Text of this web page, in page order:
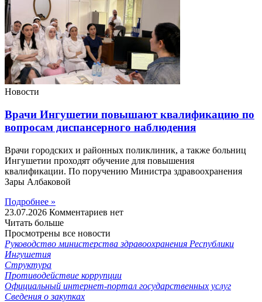
Новости
Врачи Ингушетии повышают квалификацию по
вопросам диспансерного наблюдения
Врачи городских и районных поликлиник, а также больниц
Ингушетии проходят обучение для повышения
квалификации. По поручению Министра здравоохранения
Зары Албаковой
Подробнее »
23.07.2026 Комментариев нет
Читать больше
Просмотрены все новости
Руководство министерства здравоохранения Республики
Ингушетия
Структура
Противодействие коррупции
Официальный интернет-портал государственных услуг
Сведения о закупках